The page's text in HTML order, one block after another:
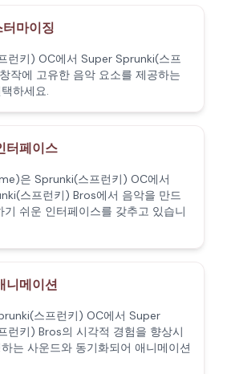
마이징
런키) OC에서 Super Sprunki(스프
작에 고유한 음악 요소를 제공하는
하세요.
터페이스
은 Sprunki(스프런키) OC에서
스프런키) Bros에서 음악을 만드
기 쉬운 인터페이스를 갖추고 있습니
니메이션
스프런키) OC에서 Super
런키) Bros의 시각적 경험을 향상시
는 사운드와 동기화되어 애니메이션